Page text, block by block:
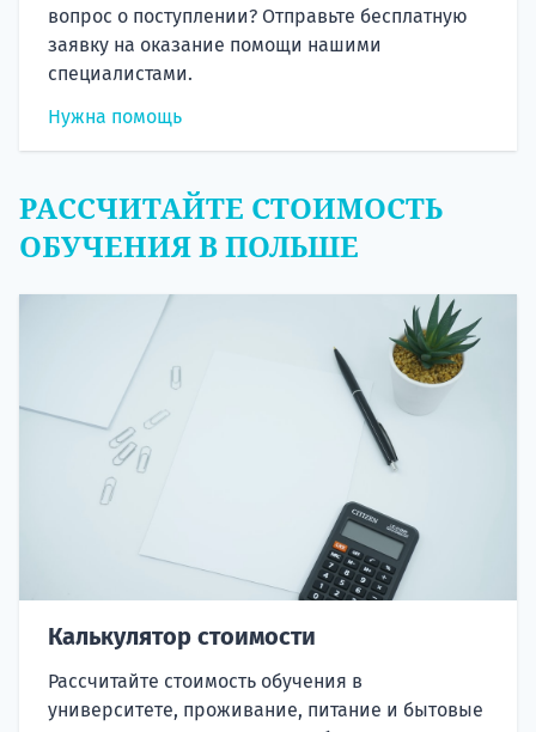
вопрос о поступлении? Отправьте бесплатную
заявку на оказание помощи нашими
специалистами.
Нужна помощь
РАССЧИТАЙТЕ СТОИМОСТЬ
ОБУЧЕНИЯ В ПОЛЬШЕ
Калькулятор стоимости
Рассчитайте стоимость обучения в
университете, проживание, питание и бытовые